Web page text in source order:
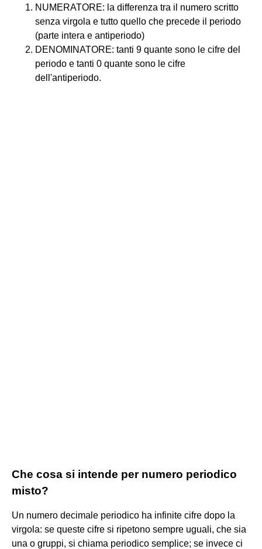
NUMERATORE: la differenza tra il numero scritto
senza virgola e tutto quello che precede il periodo
(parte intera e antiperiodo)
DENOMINATORE: tanti 9 quante sono le cifre del
periodo e tanti 0 quante sono le cifre
dell'antiperiodo.
Che cosa si intende per numero periodico
misto?
Un numero decimale periodico ha infinite cifre dopo la
virgola: se queste cifre si ripetono sempre uguali, che sia
una o gruppi, si chiama periodico semplice; se invece ci